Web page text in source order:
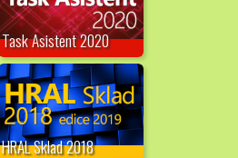
Task Asistent 2020
HRAL Sklad 2018